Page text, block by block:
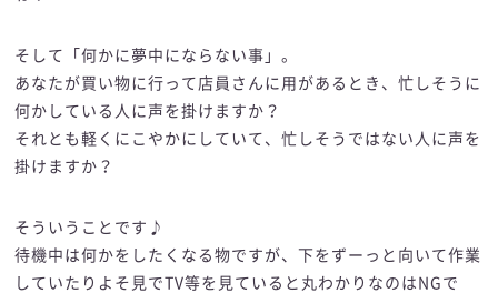
そして「何かに夢中にならない事」。
あなたが買い物に行って店員さんに用があるとき、忙しそうに
何かしている人に声を掛けますか？
それとも軽くにこやかにしていて、忙しそうではない人に声を
掛けますか？
そういうことです♪
待機中は何かをしたくなる物ですが、下をずーっと向いて作業
していたりよそ見でTV等を見ていると丸わかりなのはNGで